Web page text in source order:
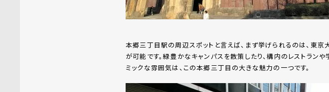
本郷三丁目駅の周辺スポットと言えば、まず挙げられるのは、東
が可能です。緑豊かなキャンパスを散策したり、構内のレストラン
ミックな雰囲気は、この本郷三丁目の大きな魅力の一つです。